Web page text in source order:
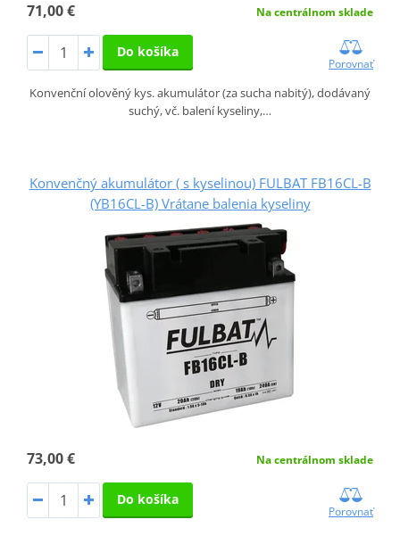
71,00 € Na centrálnom sklade
Do košíka
Porovnať
Konvenční olověný kys. akumulátor (za sucha nabitý), dodávaný
suchý, vč. balení kyseliny,…
Konvenčný akumulátor ( s kyselinou) FULBAT FB16CL-B
(YB16CL-B) Vrátane balenia kyseliny
73,00 € Na centrálnom sklade
Do košíka
Porovnať